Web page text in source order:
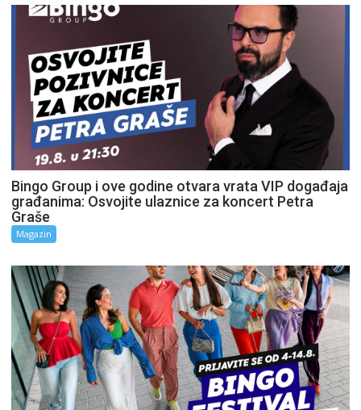
Bingo Group i ove godine otvara vrata VIP događaja
građanima: Osvojite ulaznice za koncert Petra
Graše
Magazin